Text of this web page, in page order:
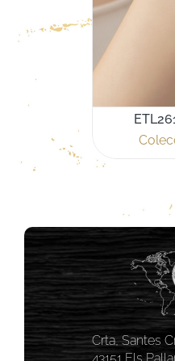
Crta, Santes